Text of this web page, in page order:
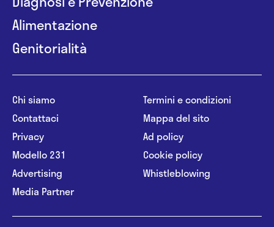
Alimentazione
Genitorialità
Chi siamo
Contattaci
Privacy
Modello 231
Advertising
Media Partner
Termini e condizioni
Mappa del sito
Ad policy
Cookie policy
Whistleblowing